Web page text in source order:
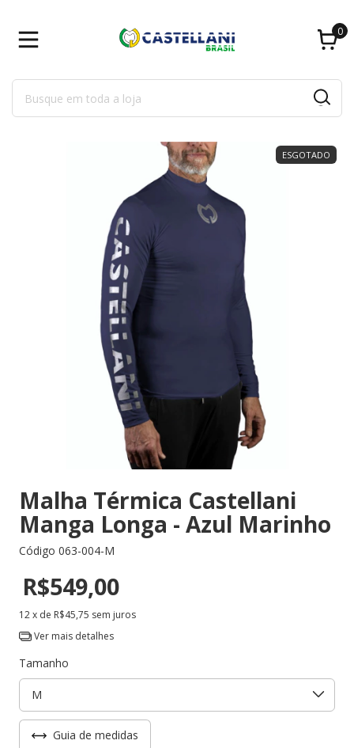
0
ESGOTADO
Malha Térmica Castellani
Manga Longa - Azul Marinho
Código 063-004-M
R$549,00
12x de R$45,75 sem juros
Ver mais detalhes
Tamanho
Guia de medidas